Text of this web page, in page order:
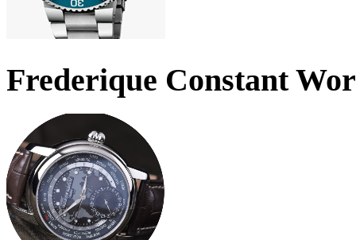
Frederique Constant